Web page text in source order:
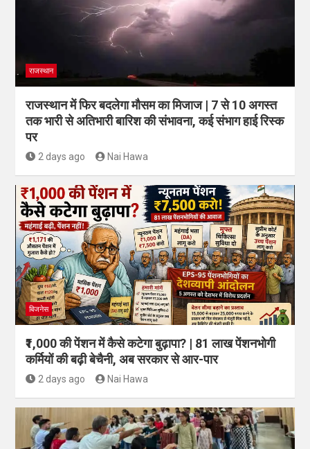
राजस्थान
राजस्थान में फिर बदलेगा मौसम का मिजाज | 7 से 10 अगस्त
तक भारी से अतिभारी बारिश की संभावना, कई संभाग हाई रिस्क
पर
2 days ago Nai Hawa
बिजनेस
₹1,000 की पेंशन में कैसे कटेगा बुढ़ापा? | 81 लाख पेंशनभोगी
कर्मियों की बढ़ी बेचैनी, अब सरकार से आर-पार
2 days ago Nai Hawa